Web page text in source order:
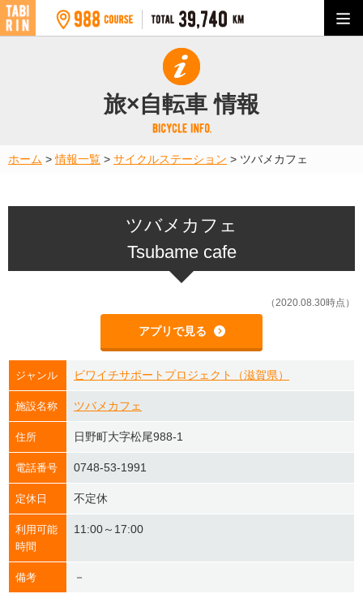
旅×自転車 情報
ホーム >情報一覧 > サイクルステーション > ツバメカフェ
ツバメカフェ
Tsubame cafe
（2020.08.30時点）
アプリで見る
ジャンル ビワイチサポートプロジェクト（滋賀県）
施設名称 ツバメカフェ
住所 日野町大字松尾988-1
電話番号 0748-53-1991
定休日 不定休
利用可能
時間
11:00～17:00
備考 －